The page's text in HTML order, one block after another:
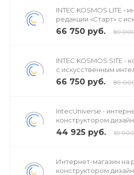
INTEC.KOSMOS LITE -
редакции «Старт» с
интеллектом
66 750 руб. 89
INTEC.KOSMOS SITE -
с искусственным
66 750 руб. 89
IntecUniverse -
конструктором
44 925 руб. 59
Интернет-магазин на
конструктором